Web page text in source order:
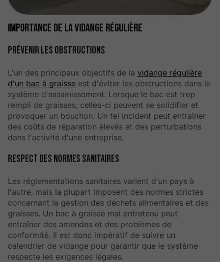
Importance de la vidange régulière
Prévenir les obstructions
L'un des principaux objectifs de la vidange régulière
d'un bac à graisse est d'éviter les obstructions dans le
système d'assainissement. Lorsque le bac est trop
rempli de graisses, celles-ci peuvent se solidifier et
provoquer un bouchon. Un tel incident peut entraîner
des coûts de réparation élevés et des perturbations
dans l'activité d'une entreprise.
Respect des normes sanitaires
Les réglementations sanitaires varient d'un pays à
l'autre, mais la plupart imposent des normes strictes
concernant la gestion des déchets alimentaires et des
graisses. Un bac à graisse mal entretenu peut
entraîner des amendes et des problèmes de
conformité. Il est donc impératif de suivre un
calendrier de vidange pour garantir que le système
respecte les exigences légales.